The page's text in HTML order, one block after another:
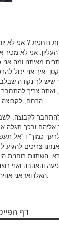
רוחנית ? אני לא
העליון. אני לא
מאיתנו ומה
איך אני יכול
שיש לך נקודה
ואתה צריך להתחבר
לקבוצה,
ובכך תגלה
כמוך” ו-“אל
צריכים להגיע
השתוות רוחנית
והאהבה ואני
דף